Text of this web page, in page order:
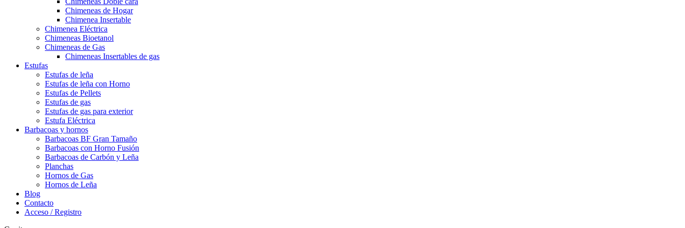
Chimeneas de Hogar
Chimenea Insertable
Chimenea Eléctrica
Chimeneas Bioetanol
Chimeneas de Gas
Chimeneas Insertables de gas
Estufas
Estufas de leña
Estufas de leña con Horno
Estufas de Pellets
Estufas de gas
Estufas de gas para exterior
Estufa Eléctrica
Barbacoas y hornos
Barbacoas BF Gran Tamaño
Barbacoas con Horno Fusión
Barbacoas de Carbón y Leña
Planchas
Hornos de Gas
Hornos de Leña
Blog
Contacto
Acceso / Registro